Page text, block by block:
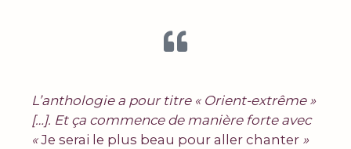
L’anthologie a pour titre « Orient-extrême »
[…]. Et ça commence de manière forte avec
«Je serai le plus beau pour aller chanter »